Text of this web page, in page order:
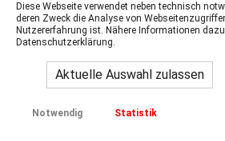
Diese Webseite verwendet neben technisch
deren Zweck die Analyse von
Nutzererfahrung ist. Nähere Informationen
Datenschutzerklärung.
Aktuelle Auswahl zulassen
Notwendig Statistik